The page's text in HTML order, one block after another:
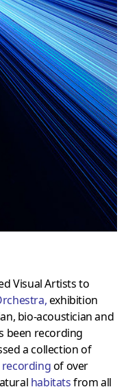
Visual Artists to
a,exhibition
bio-acoustician and
been recording
a collection of
recordingof over
habitatsfrom all